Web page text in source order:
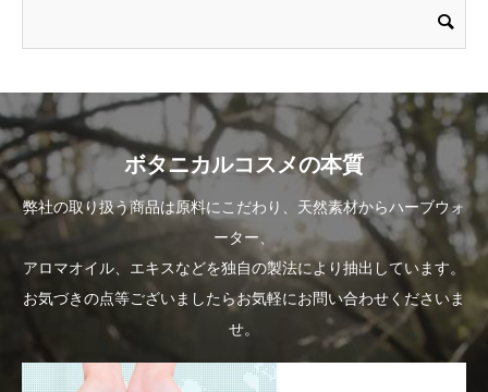
ボタニカルコスメの本質
弊社の取り扱う商品は原料にこだわり、天然素材からハーブウォ
ーター、
アロマオイル、エキスなどを独自の製法により抽出しています。
お気づきの点等ございましたらお気軽にお問い合わせくださいま
せ。